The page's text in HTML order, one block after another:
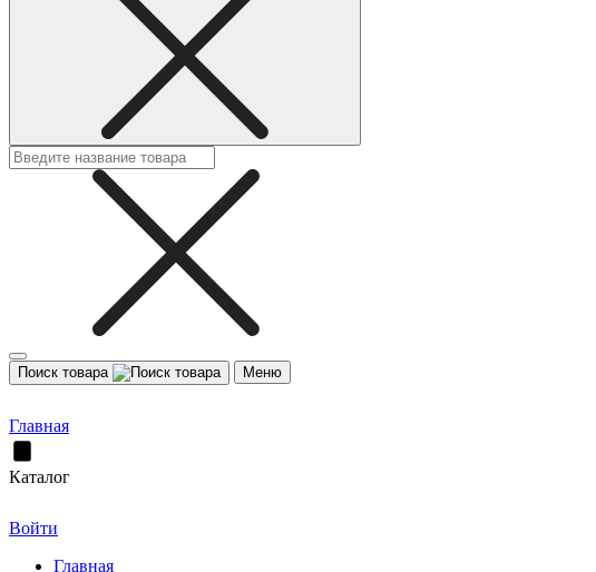
Поиск товара Меню
Главная
Каталог
Войти
Главная